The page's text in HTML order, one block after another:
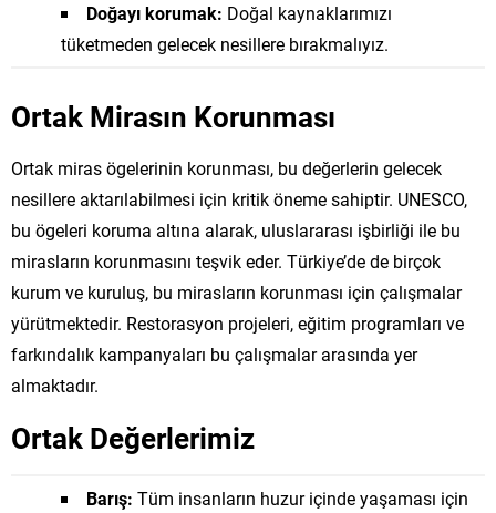
Doğayı korumak: Doğal kaynaklarımızı
tüketmeden gelecek nesillere bırakmalıyız.
Ortak Mirasın Korunması
Ortak miras ögelerinin korunması, bu değerlerin gelecek
nesillere aktarılabilmesi için kritik öneme sahiptir. UNESCO,
bu ögeleri koruma altına alarak, uluslararası işbirliği ile bu
mirasların korunmasını teşvik eder. Türkiye’de de birçok
kurum ve kuruluş, bu mirasların korunması için çalışmalar
yürütmektedir. Restorasyon projeleri, eğitim programları ve
farkındalık kampanyaları bu çalışmalar arasında yer
almaktadır.
Ortak Değerlerimiz
Barış: Tüm insanların huzur içinde yaşaması için